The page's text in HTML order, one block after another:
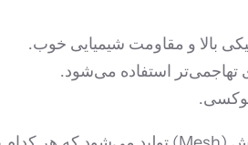
بالا و مقاومت شیمیایی خوب.
استفاده می‌شود.